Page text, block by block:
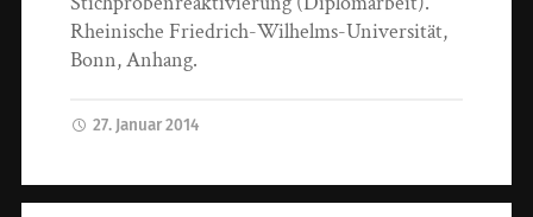
Rheinische Friedrich-Wilhelms-Universität,
Bonn, Anhang.
27. Januar 2014